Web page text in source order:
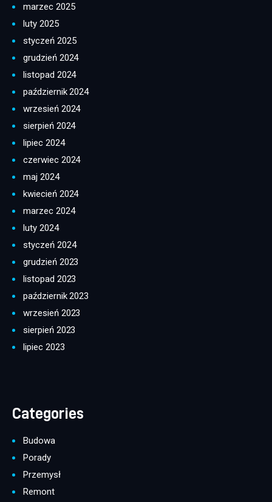
marzec 2025
luty 2025
styczeń 2025
grudzień 2024
listopad 2024
październik 2024
wrzesień 2024
sierpień 2024
lipiec 2024
czerwiec 2024
maj 2024
kwiecień 2024
marzec 2024
luty 2024
styczeń 2024
grudzień 2023
listopad 2023
październik 2023
wrzesień 2023
sierpień 2023
lipiec 2023
Categories
Budowa
Porady
Przemysł
Remont